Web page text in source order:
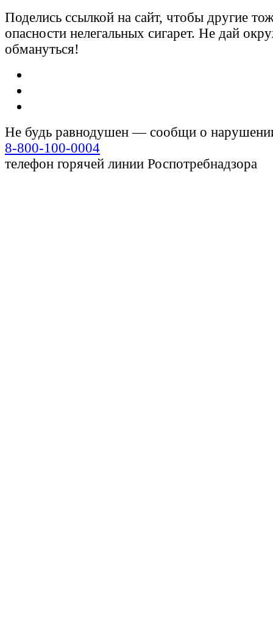
Поделись ссылкой на сайт, чтобы другие
опасности нелегальных сигарет. Не дай
обмануться!
Не будь равнодушен — сообщи о
8-800-100-0004
телефон горячей линии Роспотребнадзора